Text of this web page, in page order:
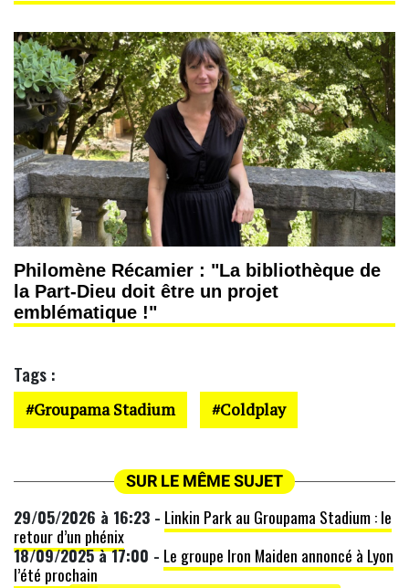
Philomène Récamier : "La bibliothèque de
la Part-Dieu doit être un projet
emblématique !"
Tags :
Groupama Stadium Coldplay
SUR LE MÊME SUJET
29/05/2026 à 16:23 - Linkin Park au Groupama Stadium : le
retour d’un phénix
18/09/2025 à 17:00 - Le groupe Iron Maiden annoncé à Lyon
l’été prochain